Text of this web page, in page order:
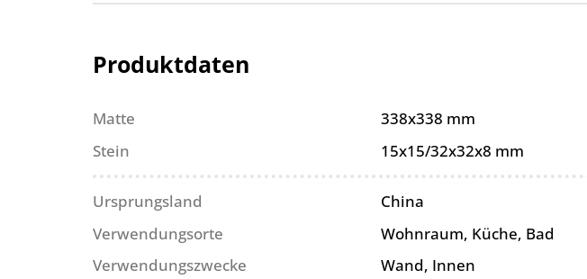
Produktdaten
Matte
338x338 mm
Stein
15x15/32x32x8 mm
Ursprungsland
China
Verwendungsorte
Wohnraum, Küche, Bad
Verwendungszwecke
Wand, Innen